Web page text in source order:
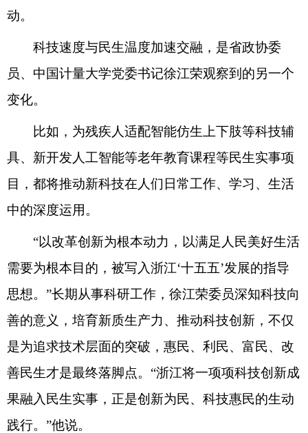
动。
科技速度与民生温度加速交融，是省政协委
员、中国计量大学党委书记徐江荣观察到的另一个
变化。
比如，为残疾人适配智能仿生上下肢等科技辅
具、新开发人工智能等老年教育课程等民生实事项
目，都将推动新科技在人们日常工作、学习、生活
中的深度运用。
“以改革创新为根本动力，以满足人民美好生活
需要为根本目的，被写入浙江‘十五五’发展的指导
思想。”长期从事科研工作，徐江荣委员深知科技向
善的意义，培育新质生产力、推动科技创新，不仅
是为追求技术层面的突破，惠民、利民、富民、改
善民生才是最终落脚点。“浙江将一项项科技创新成
果融入民生实事，正是创新为民、科技惠民的生动
践行。”他说。